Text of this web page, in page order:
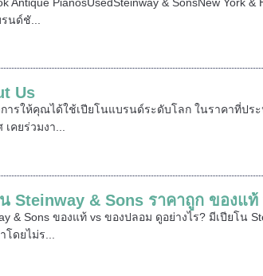
นด์ชั...
Us
การให้คุณได้ใช้เปียโนแบรนด์ระดับโลก ในราคาที่ปร
เคยร่วมงา...
Steinway & Sons ราคาถูก ของแ
& Sons ของแท้ vs ของปลอม ดูอย่างไร? มีเปียโน
โดยไม่ร...